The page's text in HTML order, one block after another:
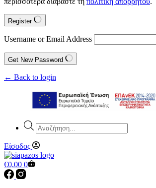
Register
Username or Email Address
Get New Password
← Back to login
Products
search
Είσοδος
Shopping
cart
€0,00 0